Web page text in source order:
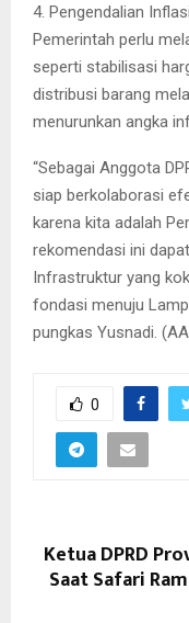
4. Pengendalian
Pemerintah perlu
seperti stabilisasi
distribusi barang
menurunkan angka
“Sebagai Anggota
siap berkolaborasi
karena kita adalah
rekomendasi ini
Infrastruktur yang
fondasi menuju
pungkas Yusnadi.
0
Ketua DPRD
Saat Safari